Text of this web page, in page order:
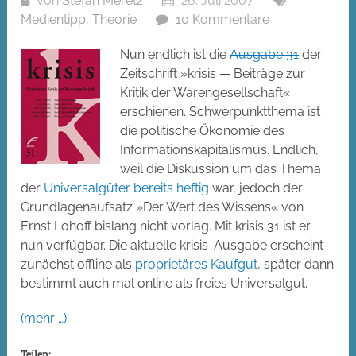
Medientipp,Theorie 10 Kommentare
Nun endlich ist dieAusgabe 31der
Zeitschrift »krisis — Beiträge zur
Kritik der Warengesellschaft«
erschienen. Schwerpunktthema ist
die politische Ökonomie des
Informationskapitalismus. Endlich,
weil die Diskussion um das Thema
der Universalgüter bereits heftig war, jedoch der
Grundlagenaufsatz »Der Wert des Wissens« von
Ernst Lohoff bislang nicht vorlag. Mit krisis 31 ist er
nun verfügbar. Die aktuelle krisis-Ausgabe erscheint
zunächst offline alsproprietäres Kaufgut, später dann
bestimmt auch mal online als freies Universalgut.
(mehr …)